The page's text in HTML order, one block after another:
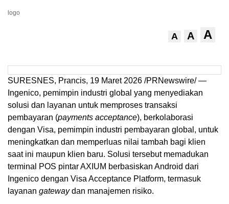
logo
A A A
SURESNES, Prancis, 19 Maret 2026 /PRNewswire/ —
Ingenico, pemimpin industri global yang menyediakan
solusi dan layanan untuk memproses transaksi
pembayaran (payments acceptance), berkolaborasi
dengan Visa, pemimpin industri pembayaran global, untuk
meningkatkan dan memperluas nilai tambah bagi klien
saat ini maupun klien baru. Solusi tersebut memadukan
terminal POS pintar AXIUM berbasiskan Android dari
Ingenico dengan Visa Acceptance Platform, termasuk
layanan gatewaydan manajemen risiko.